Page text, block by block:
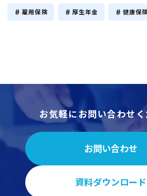
雇用保険 厚生年金 健康保
お気軽にお問い合わせく
お問い合わせ
資料ダウンロード